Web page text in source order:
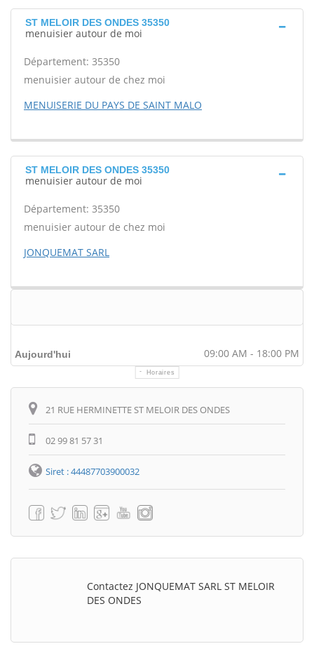
ST MELOIR DES ONDES 35350
menuisier autour de moi
Département: 35350
menuisier autour de chez moi
MENUISERIE DU PAYS DE SAINT MALO
ST MELOIR DES ONDES 35350
menuisier autour de moi
Département: 35350
menuisier autour de chez moi
JONQUEMAT SARL
Aujourd'hui 09:00 AM - 18:00 PM
Horaires
21 RUE HERMINETTE ST MELOIR DES ONDES
02 99 81 57 31
Siret : 44487703900032
Contactez JONQUEMAT SARL ST MELOIR
DES ONDES